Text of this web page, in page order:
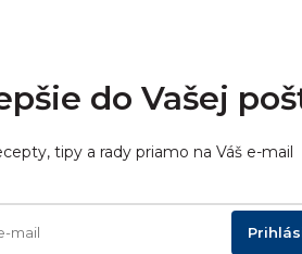
do Vašej
tipy a rady priamo na Váš e-mail